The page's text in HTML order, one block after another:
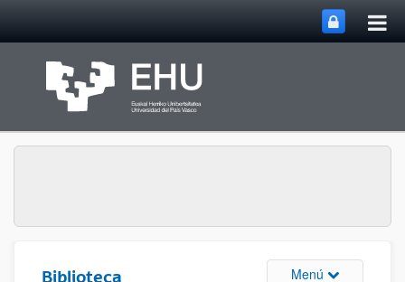
Biblioteca Menú Abrir/cerrar